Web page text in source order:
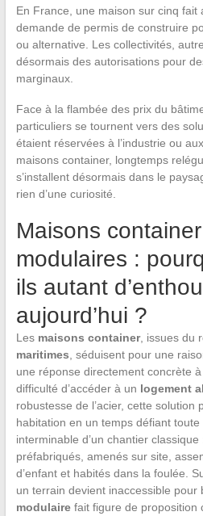
En France, une maison sur cinq fait
demande de permis de construire
ou alternative. Les collectivités,
désormais des autorisations pour
marginaux.
Face à la flambée des prix du
particuliers se tournent vers des
étaient réservées à l’industrie ou
maisons container, longtemps
s’installent désormais dans le
rien d’une curiosité.
Maisons
modulaires :
ils autant
aujourd’hui ?
Les maisons container, issues du
maritimes , séduisent pour une
une réponse directement concrète
difficulté d’accéder à un logement
robustesse de l’acier, cette solution
habitation en un temps défiant toute
interminable d’un chantier
préfabriqués, amenés sur site,
d’enfant et habités dans la foulée.
un terrain devient inaccessible pour
modulairefait figure de proposition